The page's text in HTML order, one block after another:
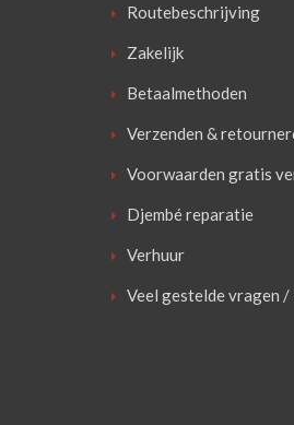
Routebeschrijving
Zakelijk
Betaalmethoden
Verzenden &
Voorwaarden gratis
Djembé reparatie
Verhuur
Veel gestelde vragen /